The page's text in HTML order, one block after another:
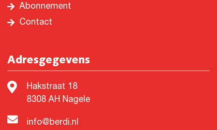
Abonnement
Contact
Adresgegevens
Hakstraat 18
8308 AH Nagele
info@berdi.nl